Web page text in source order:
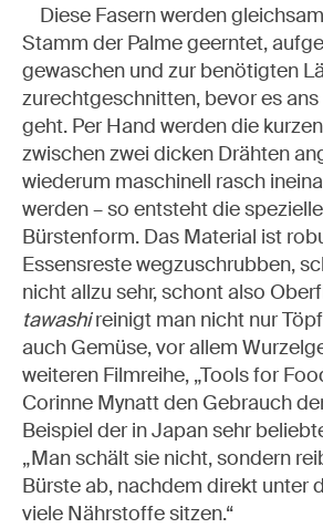
Diese Fasern werden
Stamm der Palme geerntet,
gewaschen und zur benötigten
zurechtgeschnitten, bevor es
geht. Per Hand werden die
zwischen zwei dicken Drähten
wiederum maschinell rasch
werden – so entsteht die
Bürstenform. Das Material ist
Essensreste wegzuschrubben,
nicht allzu sehr, schont also
tawashireinigt man nicht nur
auch Gemüse, vor allem
weiteren Filmreihe, „Tools for
Corinne Mynatt den Gebrauch
Beispiel der in Japan sehr
„Man schält sie nicht, sondern
Bürste ab, nachdem direkt unter
viele Nährstoffe sitzen.“